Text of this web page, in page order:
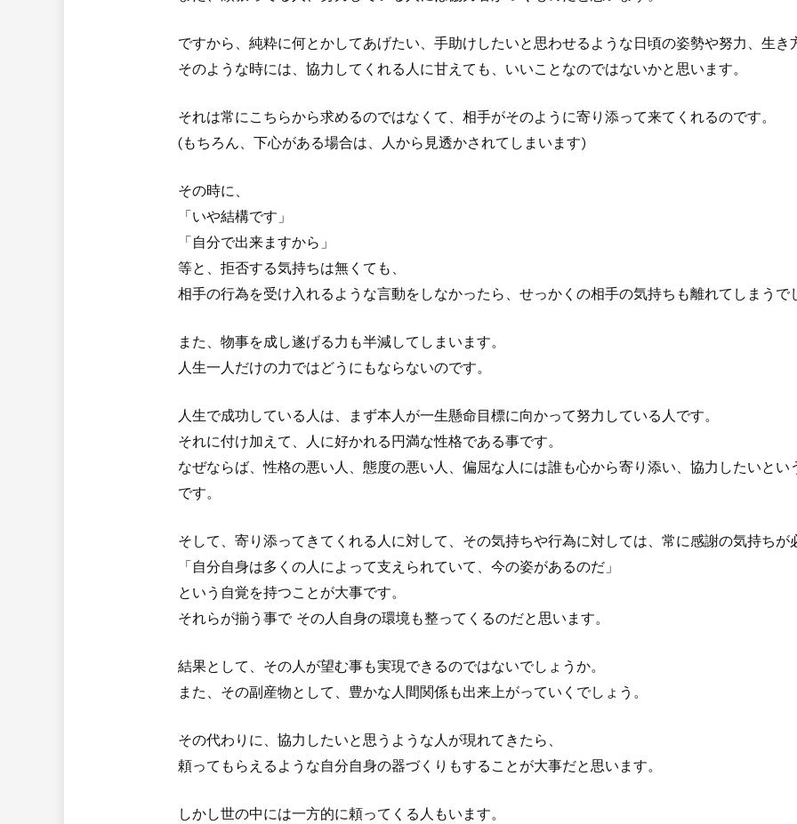
ですから、純粋に何とかしてあげたい、手助けしたいと思わせるような日頃の姿勢や努力、生き
そのような時には、協力してくれる人に甘えても、いいことなのではないかと思います。
それは常にこちらから求めるのではなくて、相手がそのように寄り添って来てくれるのです。
(もちろん、下心がある場合は、人から見透かされてしまいます)
その時に、
「いや結構です」
「自分で出来ますから」
等と、拒否する気持ちは無くても、
相手の行為を受け入れるような言動をしなかったら、せっかくの相手の気持ちも離れてしまうで
また、物事を成し遂げる力も半減してしまいます。
人生一人だけの力ではどうにもならないのです。
人生で成功している人は、まず本人が一生懸命目標に向かって努力している人です。
それに付け加えて、人に好かれる円満な性格である事です。
なぜならば、性格の悪い人、態度の悪い人、偏屈な人には誰も心から寄り添い、協力したいと
です。
そして、寄り添ってきてくれる人に対して、その気持ちや行為に対しては、常に感謝の気持ちが
「自分自身は多くの人によって支えられていて、今の姿があるのだ」
という自覚を持つことが大事です。
それらが揃う事で その人自身の環境も整ってくるのだと思います。
結果として、その人が望む事も実現できるのではないでしょうか。
また、その副産物として、豊かな人間関係も出来上がっていくでしょう。
その代わりに、協力したいと思うような人が現れてきたら、
頼ってもらえるような自分自身の器づくりもすることが大事だと思います。
しかし世の中には一方的に頼ってくる人もいます。